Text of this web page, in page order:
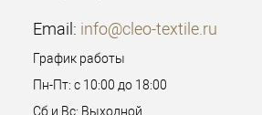
Email: info@cleo-textile.ru
График работы
Пн-Пт: с 10:00 до 18:00
Сб и Вс: Выходной